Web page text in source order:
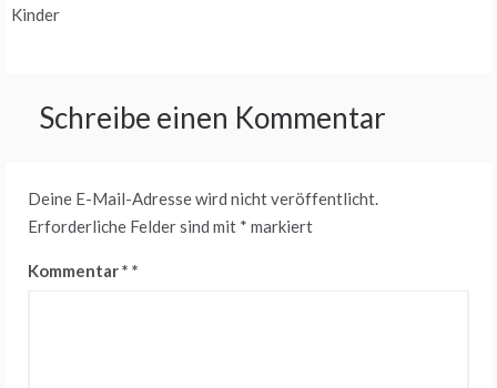
Kinder
Schreibe einen Kommentar
Deine E-Mail-Adresse wird nicht veröffentlicht.
Erforderliche Felder sind mit * markiert
Kommentar*